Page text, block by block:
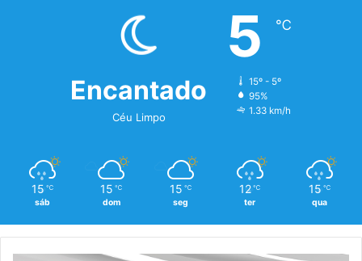
Encantado
Céu Limpo
5 ℃
15º - 5º
95%
1.33 km/h
15 ℃
sáb
15 ℃
dom
15 ℃
seg
12 ℃
ter
15 ℃
qua